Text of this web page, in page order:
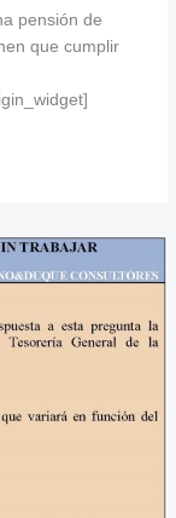
pensión de
que cumplir